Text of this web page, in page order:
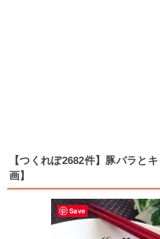
【つくれぽ2682件】豚バラと
画】
Save